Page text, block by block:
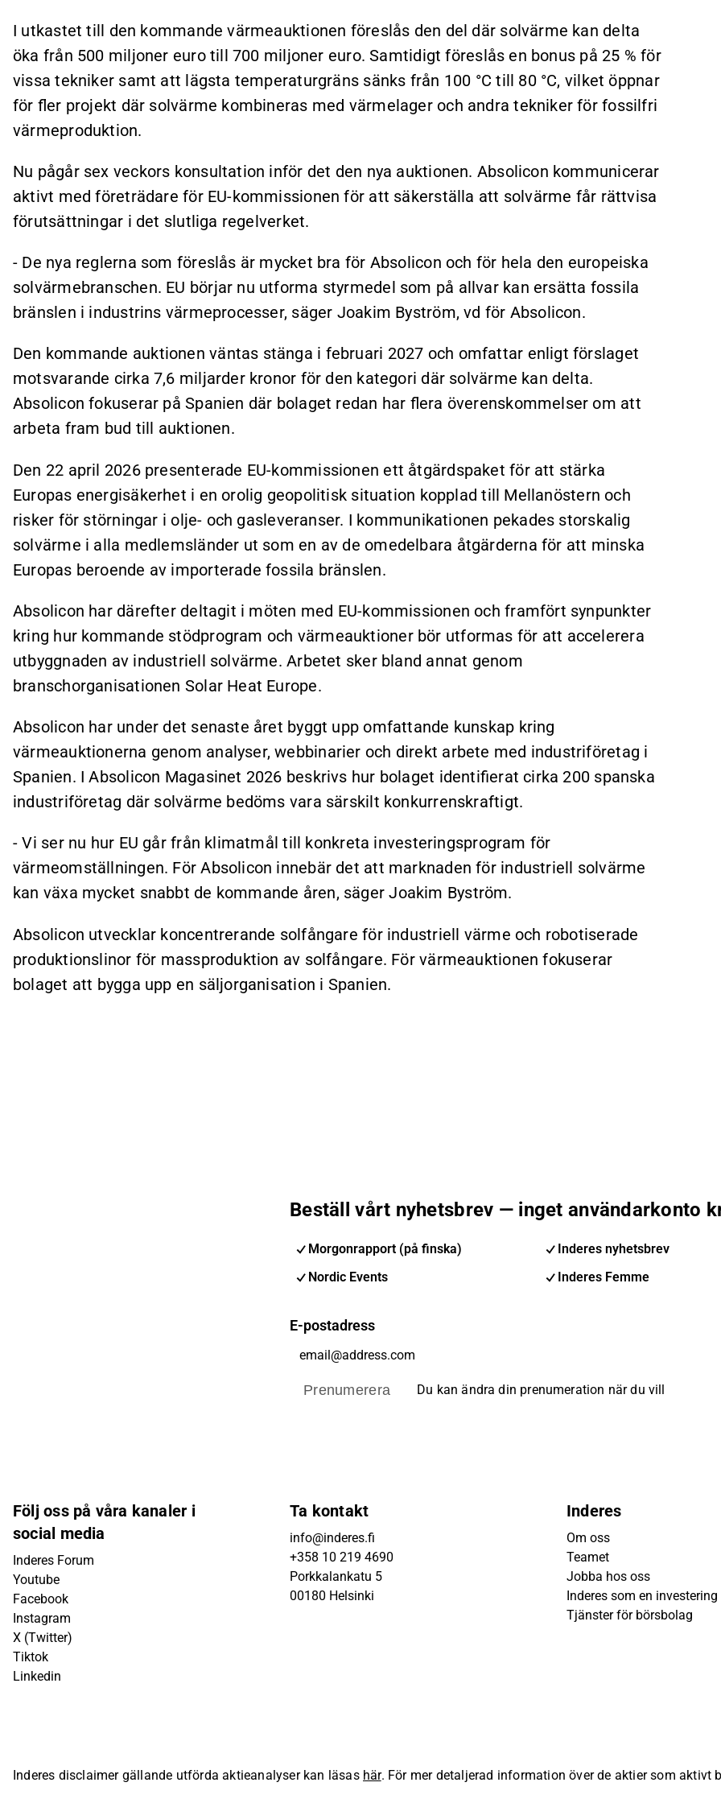
I utkastet till den kommande värmeauktionen föreslås den del där solvärme kan delta
öka från 500 miljoner euro till 700 miljoner euro. Samtidigt föreslås en bonus på 25 % för
vissa tekniker samt att lägsta temperaturgräns sänks från 100 °C till 80 °C, vilket öppnar
för fler projekt där solvärme kombineras med värmelager och andra tekniker för fossilfri
värmeproduktion.
Nu pågår sex veckors konsultation inför det den nya auktionen. Absolicon kommunicerar
aktivt med företrädare för EU-kommissionen för att säkerställa att solvärme får rättvisa
förutsättningar i det slutliga regelverket.
- De nya reglerna som föreslås är mycket bra för Absolicon och för hela den europeiska
solvärmebranschen. EU börjar nu utforma styrmedel som på allvar kan ersätta fossila
bränslen i industrins värmeprocesser, säger Joakim Byström, vd för Absolicon.
Den kommande auktionen väntas stänga i februari 2027 och omfattar enligt förslaget
motsvarande cirka 7,6 miljarder kronor för den kategori där solvärme kan delta.
Absolicon fokuserar på Spanien där bolaget redan har flera överenskommelser om att
arbeta fram bud till auktionen.
Den 22 april 2026 presenterade EU-kommissionen ett åtgärdspaket för att stärka
Europas energisäkerhet i en orolig geopolitisk situation kopplad till Mellanöstern och
risker för störningar i olje- och gasleveranser. I kommunikationen pekades storskalig
solvärme i alla medlemsländer ut som en av de omedelbara åtgärderna för att minska
Europas beroende av importerade fossila bränslen.
Absolicon har därefter deltagit i möten med EU-kommissionen och framfört synpunkter
kring hur kommande stödprogram och värmeauktioner bör utformas för att accelerera
utbyggnaden av industriell solvärme. Arbetet sker bland annat genom
branschorganisationen Solar Heat Europe.
Absolicon har under det senaste året byggt upp omfattande kunskap kring
värmeauktionerna genom analyser, webbinarier och direkt arbete med industriföretag i
Spanien. I Absolicon Magasinet 2026 beskrivs hur bolaget identifierat cirka 200 spanska
industriföretag där solvärme bedöms vara särskilt konkurrenskraftigt.
- Vi ser nu hur EU går från klimatmål till konkreta investeringsprogram för
värmeomställningen. För Absolicon innebär det att marknaden för industriell solvärme
kan växa mycket snabbt de kommande åren, säger Joakim Byström.
Absolicon utvecklar koncentrerande solfångare för industriell värme och robotiserade
produktionslinor för massproduktion av solfångare. För värmeauktionen fokuserar
bolaget att bygga upp en säljorganisation i Spanien.
Beställ vårt nyhetsbrev — inget användarkonto
Morgonrapport (på finska)
Inderes nyhetsbrev
Nordic Events
Inderes Femme
E-postadress
Prenumerera Du kan ändra din prenumeration när du vill
Följ oss på våra kanaler i
social media
Inderes Forum
Youtube
Facebook
Instagram
X (Twitter)
Tiktok
Linkedin
Ta kontakt
info@inderes.fi
+358 10 219 4690
Porkkalankatu 5
00180 Helsinki
Inderes
Om oss
Teamet
Jobba hos oss
Inderes som en investering
Tjänster för börsbolag
Inderes disclaimer gällande utförda aktieanalyser kan läsas här. För mer detaljerad information över de aktier som aktivt